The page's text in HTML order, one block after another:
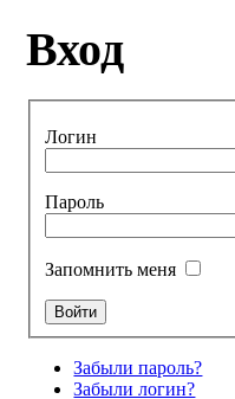
Вход
Логин
Пароль
Запомнить меня
Забыли пароль?
Забыли логин?